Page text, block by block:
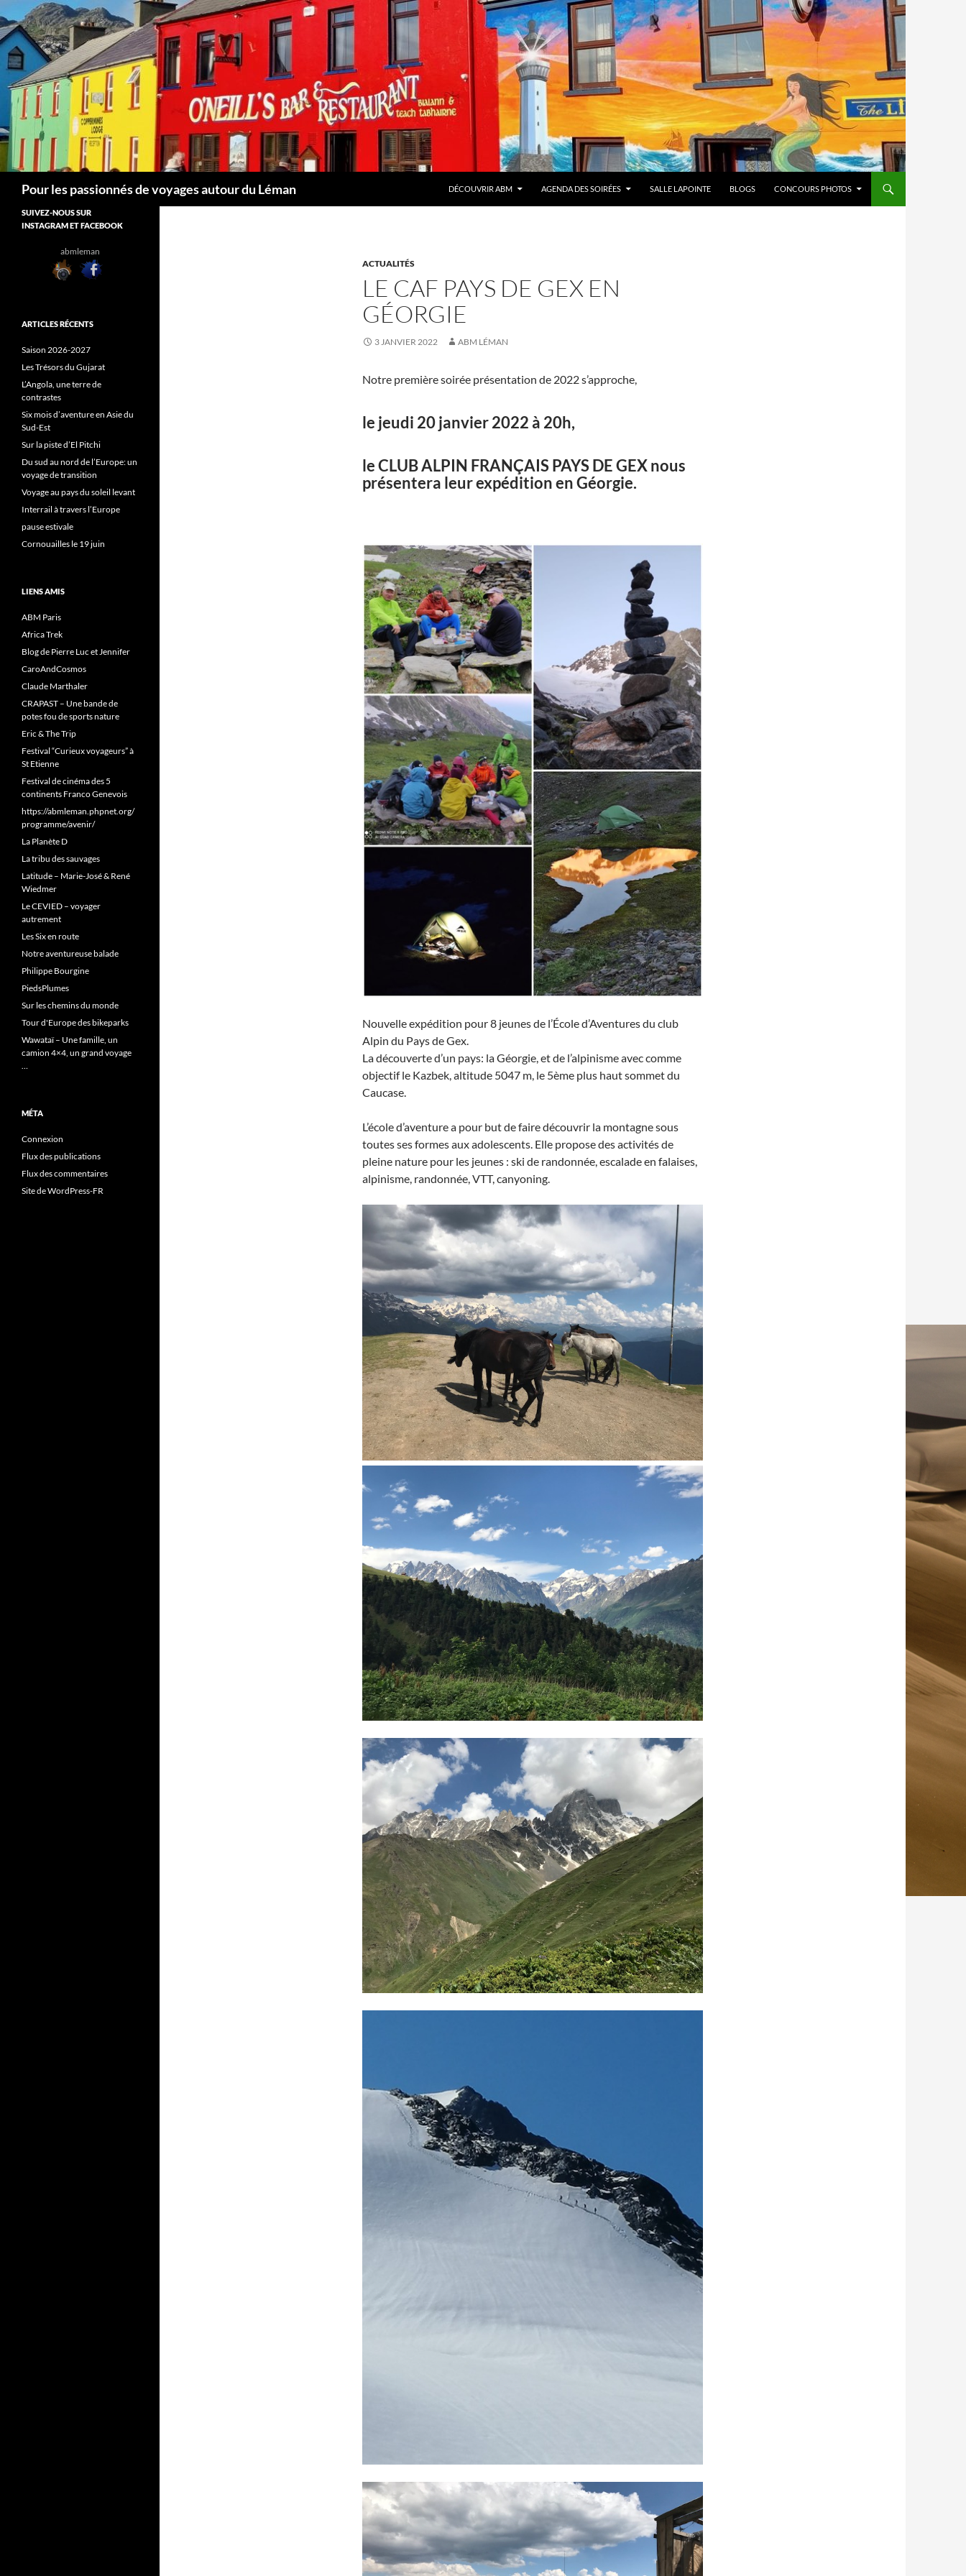
au
contenu
Pour les passionnés de voyages autour du Léman DÉCOUVRIR ABM AGENDA DES SOIRÉES SALLE LAPOINTE BLOGS CONCOURS PHOTOS
ACTUALITÉS
LE CAF PAYS DE GEX EN
GÉORGIE
3 JANVIER 2022 ABM LÉMAN
Notre première soirée présentation de 2022 s’approche,
le jeudi 20 janvier 2022 à 20h,
le CLUB ALPIN FRANÇAIS PAYS DE GEX nous
présentera leur expédition en Géorgie.
Nouvelle expédition pour 8 jeunes de l’École d’Aventures du club
Alpin du Pays de Gex.
La découverte d’un pays: la Géorgie, et de l’alpinisme avec comme
objectif le Kazbek, altitude 5047 m, le 5ème plus haut sommet du
Caucase.
L’école d’aventure a pour but de faire découvrir la montagne sous
toutes ses formes aux adolescents. Elle propose des activités de
pleine nature pour les jeunes : ski de randonnée, escalade en falaises,
alpinisme, randonnée, VTT, canyoning.
SUIVEZ-NOUS SUR
INSTAGRAM ET FACEBOOK
abmleman
ARTICLES RÉCENTS
Saison 2026-2027
Les Trésors du Gujarat
L’Angola, une terre de
contrastes
Six mois d’aventure en Asie du
Sud-Est
Sur la piste d’El Pitchi
Du sud au nord de l’Europe: un
voyage de transition
Voyage au pays du soleil levant
Interrail à travers l’Europe
pause estivale
Cornouailles le 19 juin
LIENS AMIS
ABM Paris
Africa Trek
Blog de Pierre Luc et Jennifer
CaroAndCosmos
Claude Marthaler
CRAPAST – Une bande de
potes fou de sports nature
Eric & The Trip
Festival “Curieux voyageurs” à
St Etienne
Festival de cinéma des 5
continents Franco Genevois
https://abmleman.phpnet.org/
programme/avenir/
La Planète D
La tribu des sauvages
Latitude – Marie-José & René
Wiedmer
Le CEVIED – voyager
autrement
Les Six en route
Notre aventureuse balade
Philippe Bourgine
PiedsPlumes
Sur les chemins du monde
Tour d'Europe des bikeparks
Wawataï – Une famille, un
camion 4×4, un grand voyage
…
MÉTA
Connexion
Flux des publications
Flux des commentaires
Site de WordPress-FR